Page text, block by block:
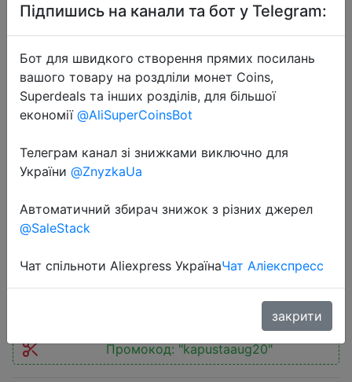
Netac ZSLIM 250GB жесткий диск
SSD Внешний Портативный SSD
жесткий диск USB 3,1 Тип C
Внешние накопители для ноутбука
$25.87
Промокод:"kapustaaug20"
Підпишись на канали та бот у Telegram:
Бот для швидкого створення прямих посилань
вашого товару на роздліли монет Coins,
Superdeals та інших розділів, для більшої
економії @AliSuperCoinsBot
Телеграм канал зі знижками виключно для
України @ZnyzkaUa
Автоматичний збирач знижок з різних джерел
@SaleStack
Чат спільноти Aliexpress УкраїнаЧат Аліекспресс
закрити